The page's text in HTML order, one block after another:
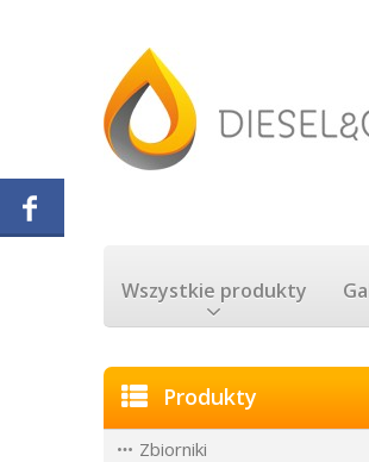
Wszystkie produkty
Produkty
Zbiorniki